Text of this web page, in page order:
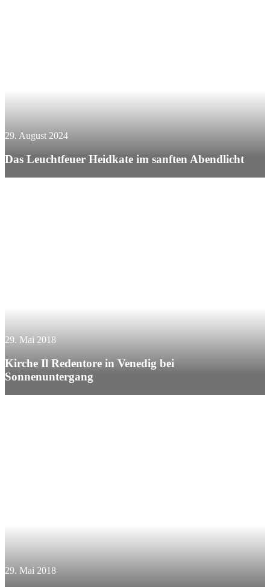
29. August 2024
Das Leuchtfeuer Heidkate im sanften Abendlicht
29. Mai 2018
Kirche Il Redentore in Venedig bei
Sonnenuntergang
29. Mai 2018